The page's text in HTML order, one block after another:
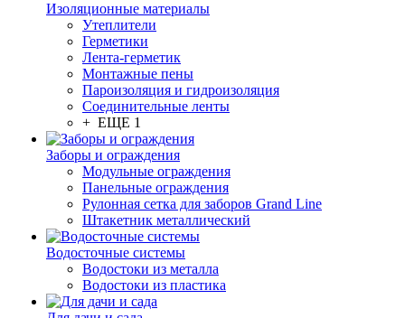
Изоляционные материалы
Утеплители
Герметики
Лента-герметик
Монтажные пены
Пароизоляция и гидроизоляция
Соединительные ленты
+ ЕЩЕ 1
Заборы и ограждения
Модульные ограждения
Панельные ограждения
Рулонная сетка для заборов Grand Line
Штакетник металлический
Водосточные системы
Водостоки из металла
Водостоки из пластика